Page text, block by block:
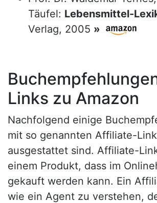
Täufel: Lebensmittel-
Verlag, 2005 »
Links zu Amazon
Nachfolgend einige
mit so genannten Affiliate-
ausgestattet sind. Affiliate-
einem Produkt, dass im
gekauft werden kann. Ein
wie ein Agent zu verstehen,